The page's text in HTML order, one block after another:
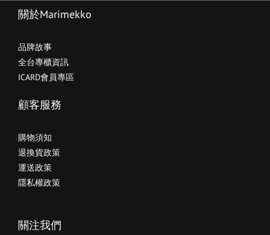
關於Marimekko
品牌故事
全台專櫃資訊
ICARD會員專區
顧客服務
購物須知
退換貨政策
運送政策
隱私權政策
關注我們